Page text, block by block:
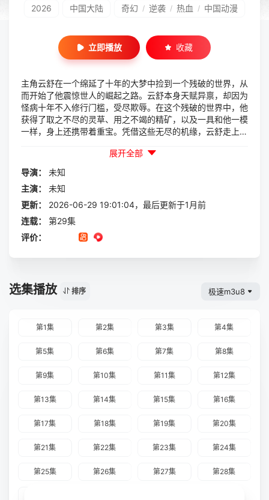
2026 中国大陆 奇幻 / 逆袭 / 热血 / 中国动漫
立即播放 收藏
主角云舒在一个绵延了十年的大梦中捡到一个残破的世界，从
而开始了他震惊世人的崛起之路。云舒本身天赋异禀，却因为
怪病十年不入修行门槛，受尽欺辱。在这个残破的世界中，他
获得了取之不尽的灵草、用之不竭的精矿，以及一具和他一模
一样，身上还携带着重宝。凭借这些无尽的机缘，云舒走上了
展开全部
导演：
未知
主演：
未知
更新：
2026-06-29 19:01:04，最后更新于1月前
连载：
第29集
评价：
选集播放 排序 极速m3u8
第1集 第2集 第3集 第4集
第5集 第6集 第7集 第8集
第9集 第10集 第11集 第12集
第13集 第14集 第15集 第16集
第17集 第18集 第19集 第20集
第21集 第22集 第23集 第24集
第25集 第26集 第27集 第28集